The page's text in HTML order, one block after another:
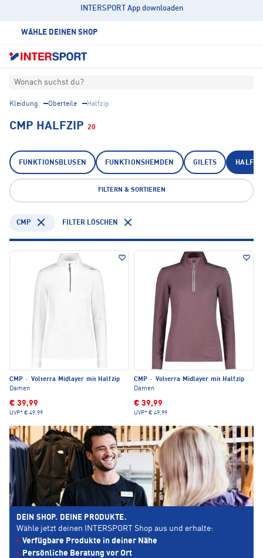
INTERSPORT App downloaden
WÄHLE DEINEN SHOP
Wonach suchst du?
Kleidung Oberteile Halfzip
CMP HALFZIP 20
FUNKTIONSBLUSEN FUNKTIONSHEMDEN GILETS
FILTERN & SORTIEREN
CMP FILTER LÖSCHEN
CMP · Volterra Midlayer mit Halfzip
Damen
€ 39,99
UVP* € 49,99
CMP · Volterra Midlayer mit Halfzip
Damen
€ 39,99
UVP* € 49,99
DEIN SHOP. DEINE PRODUKTE.
Wähle jetzt deinen INTERSPORT Shop aus und erhalte:
Verfügbare Produkte in deiner Nähe
Persönliche Beratung vor Ort